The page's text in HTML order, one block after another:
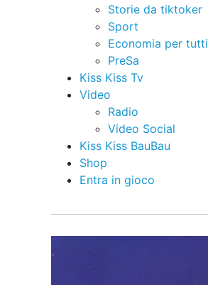
Storie da tiktoker
Sport
Economia per tutti
PreSa
Kiss Kiss Tv
Video
Radio
Video Social
Kiss Kiss BauBau
Shop
Entra in gioco